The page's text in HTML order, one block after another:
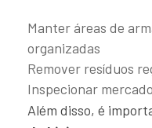
Manter áreas de
organizadas
Remover resíduos
Inspecionar
Além disso, é